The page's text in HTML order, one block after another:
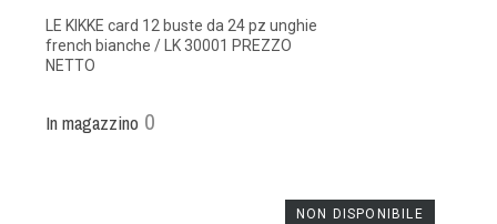
LE KIKKE card 12 buste da 24 pz unghie
french bianche / LK 30001 PREZZO
NETTO
In magazzino 0
NON DISPONIBILE